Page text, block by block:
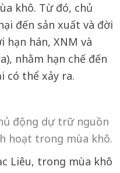
khô. Từ đó, chủ
đến sản xuất và đời
hạn hán, XNM và
nhằm hạn chế đến
có thể xảy ra.
động dự trữ nguồn
hoạt trong mùa khô.
Liêu, trong mùa khô